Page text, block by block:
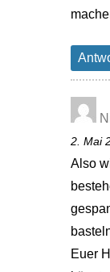
2. Mai
Also
Euer